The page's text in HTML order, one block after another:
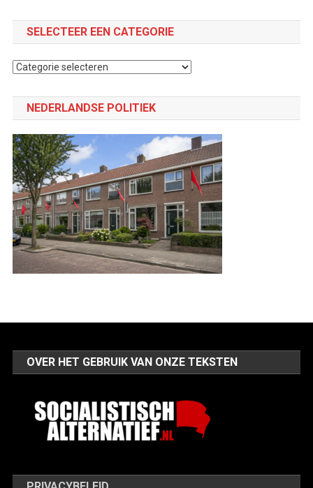
SELECTEER EEN CATEGORIE
Selecteer
NEDERLANDSE POLITIEK
OVER HET GEBRUIK VAN ONZE TEKSTEN